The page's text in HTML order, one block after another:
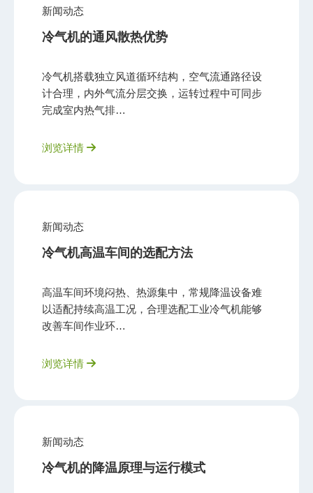
新闻动态
冷气机的通风散热优势
冷气机搭载独立风道循环结构，空气流通路径设
计合理，内外气流分层交换，运转过程中可同步
完成室内热气排…
浏览详情
新闻动态
冷气机高温车间的选配方法
高温车间环境闷热、热源集中，常规降温设备难
以适配持续高温工况，合理选配工业冷气机能够
改善车间作业环…
浏览详情
新闻动态
冷气机的降温原理与运行模式